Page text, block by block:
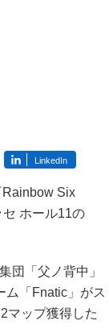
LinkedIn
Six
ホール11の
団「父ノ背中」
ム「Fnatic」がス
マップ獲得した